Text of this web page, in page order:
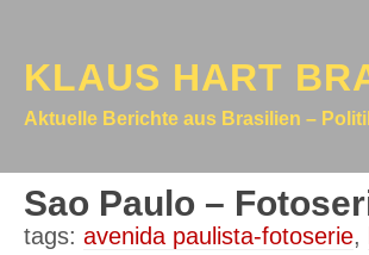
KLAUS HART
Aktuelle Berichte aus Brasilien –
Sao Paulo –
tags: avenida paulista-fotoserie,